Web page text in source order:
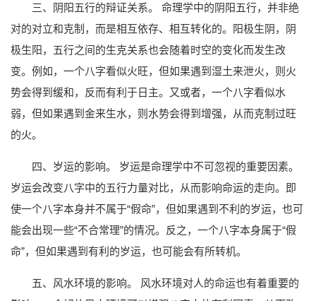
三、阴阳五行的辩证关系。 命理学中的阴阳五行，并非绝
对的对立和克制，而是相互依存、相互转化的。阳极生阴，阴
极生阳，五行之间的生克关系也会随着时空的变化而发生改
变。例如，一个八字看似火旺，但如果遇到湿土来泄火，则火
势会得到缓和，反而有利于日主。又或者，一个八字看似水
弱，但如果遇到金来生水，则水势会得到增强，从而克制过旺
的火。
四、岁运的影响。 岁运是命理学中不可忽视的重要因素。
岁运会改变八字中的五行力量对比，从而影响命运的走向。即
使一个八字本身并不属于“假命”，但如果遇到不利的岁运，也可
能会出现一些“不合常理”的情况。反之，一个八字本身属于“假
命”，但如果遇到有利的岁运，也可能会有所转机。
五、风水环境的影响。 风水环境对人的命运也有着重要的